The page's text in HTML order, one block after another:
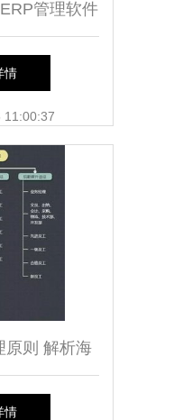
管理软件
下载与功能
情
11:00:37
原则 解析海
密码
情